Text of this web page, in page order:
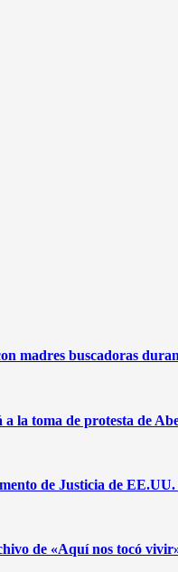
madres buscadoras
la toma de protesta de
de Justicia de
de «Aquí nos tocó